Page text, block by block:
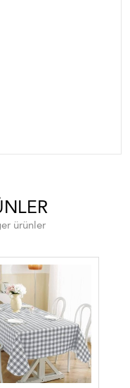
ürünler